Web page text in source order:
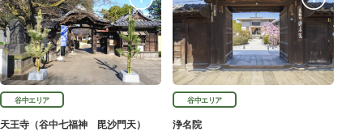
谷中エリア
天王寺（谷中七福神 毘沙門天）
谷中エリア
浄名院